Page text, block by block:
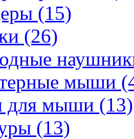
(15)
(26)
мыши
для мыши (13)
(13)